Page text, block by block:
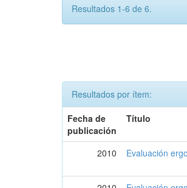
Resultados 1-6 de 6.
Resultados por ítem:
Fecha de
publicación
Título
2010 Evaluación